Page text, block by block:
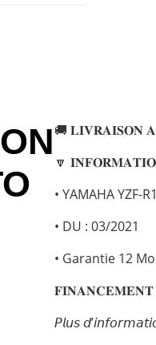
🚚 𝐋𝐈𝐕𝐑𝐀𝐈𝐒𝐎𝐍
🔽
• YAMAHA YZF-R1
• DU : 03/2021
• Garantie 12
𝐅𝐈𝐍𝐀𝐍𝐂𝐄𝐌𝐄𝐍𝐓
𝘗𝘭𝘶𝘴